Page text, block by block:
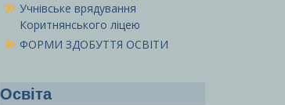
Учнівське врядування
Коритнянського ліцею
ФОРМИ ЗДОБУТТЯ ОСВІТИ
Освіта